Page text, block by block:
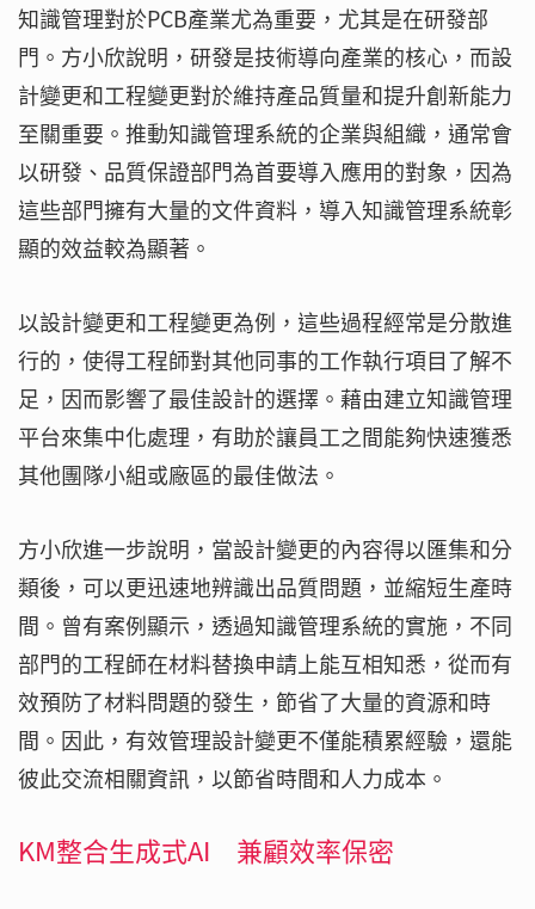
知識管理對於PCB產業尤為重要，尤其是在研發部
門。方小欣說明，研發是技術導向產業的核心，而設
計變更和工程變更對於維持產品質量和提升創新能力
至關重要。推動知識管理系統的企業與組織，通常會
以研發、品質保證部門為首要導入應用的對象，因為
這些部門擁有大量的文件資料，導入知識管理系統彰
顯的效益較為顯著。
以設計變更和工程變更為例，這些過程經常是分散進
行的，使得工程師對其他同事的工作執行項目了解不
足，因而影響了最佳設計的選擇。藉由建立知識管理
平台來集中化處理，有助於讓員工之間能夠快速獲悉
其他團隊小組或廠區的最佳做法。
方小欣進一步說明，當設計變更的內容得以匯集和分
類後，可以更迅速地辨識出品質問題，並縮短生產時
間。曾有案例顯示，透過知識管理系統的實施，不同
部門的工程師在材料替換申請上能互相知悉，從而有
效預防了材料問題的發生，節省了大量的資源和時
間。因此，有效管理設計變更不僅能積累經驗，還能
彼此交流相關資訊，以節省時間和人力成本。
KM整合生成式AI 兼顧效率保密